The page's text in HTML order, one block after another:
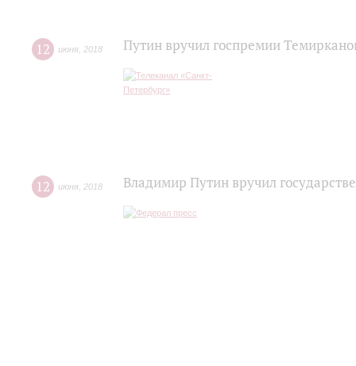
12 июня 2018 Путин вручил госпремии
12 июня 2018 Владимир Путин вручил